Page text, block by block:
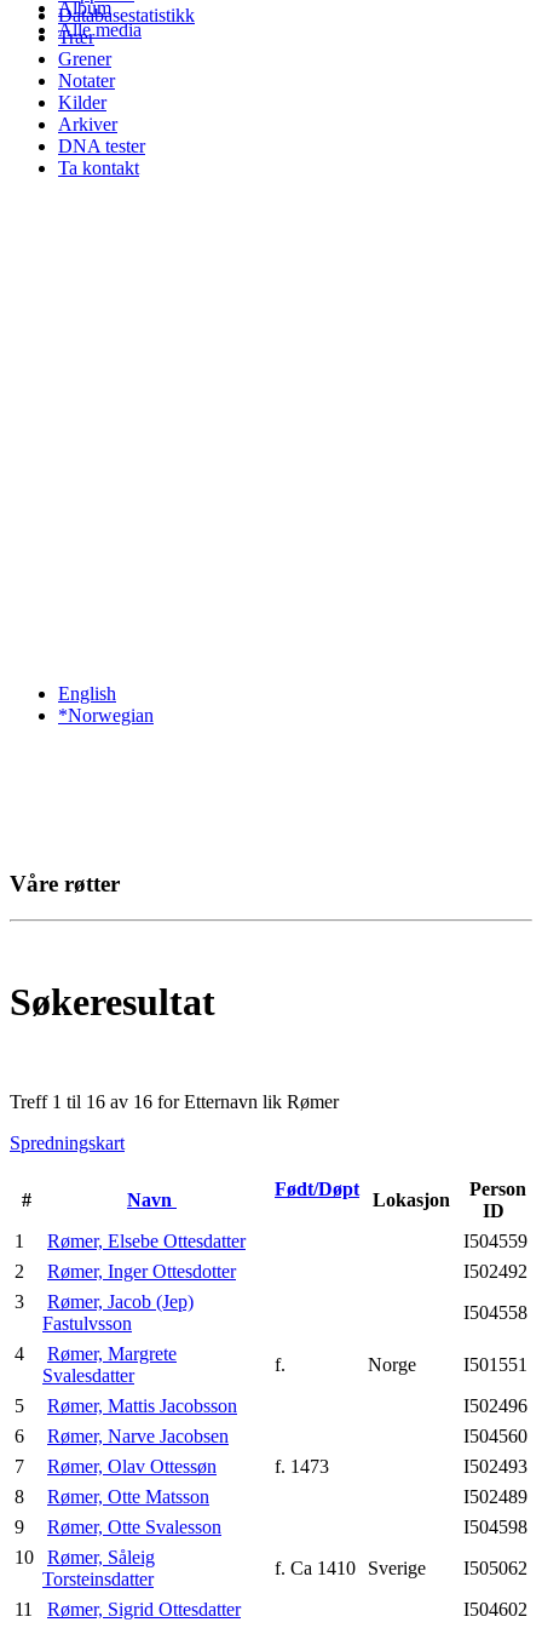
Album
Alle media
Databasestatistikk
Trær
Grener
Notater
Kilder
Arkiver
DNA tester
Ta kontakt
English
*Norwegian
Våre røtter
Søkeresultat
Treff 1 til 16 av 16 for Etternavn lik Rømer
Spredningskart
# Navn
Født/Døpt
Lokasjon
Person
ID
1
Rømer, Elsebe Ottesdatter
I504559
2
Rømer, Inger Ottesdotter
I502492
3
Rømer, Jacob (Jep)
Fastulvsson
I504558
4
Rømer, Margrete
Svalesdatter
f. Norge
I501551
5
Rømer, Mattis Jacobsson
I502496
6
Rømer, Narve Jacobsen
I504560
7
Rømer, Olav Ottessøn f. 1473
I502493
8
Rømer, Otte Matsson
I502489
9
Rømer, Otte Svalesson
I504598
10
Rømer, Såleig
Torsteinsdatter
f. Ca 1410 Sverige
I505062
11
Rømer, Sigrid Ottesdatter I504602